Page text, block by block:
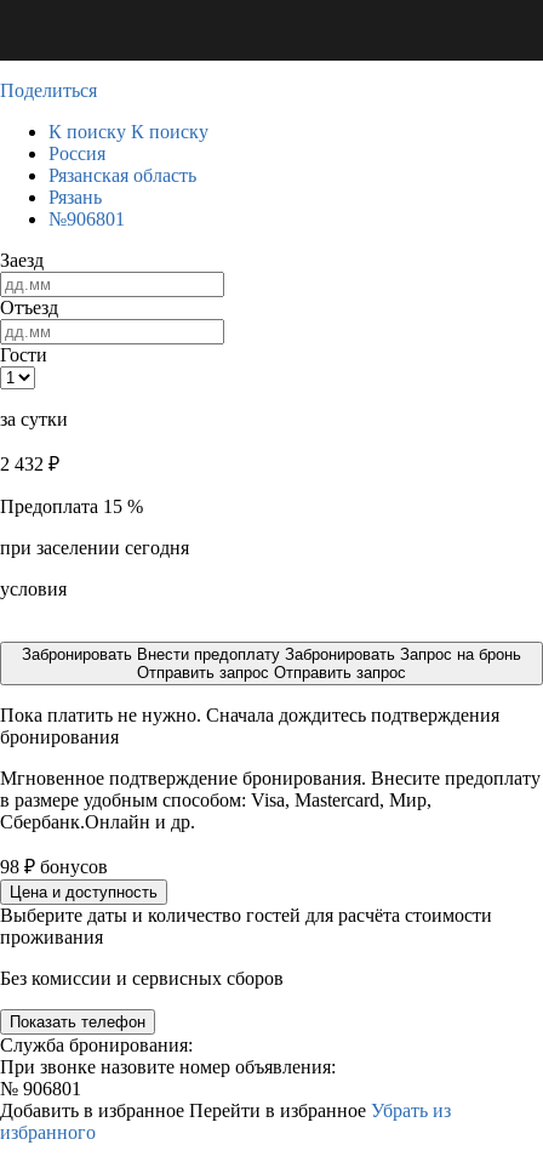
Поделиться
К поиску К поиску
Россия
Рязанская область
Рязань
№906801
Заезд
Отъезд
Гости
за сутки
2 432 ₽
Предоплата 15 %
при заселении сегодня
условия
Забронировать Внести предоплату Забронировать Запрос на бронь
Отправить запрос Отправить запрос
Пока платить не нужно. Сначала дождитесь подтверждения
бронирования
Мгновенное подтверждение бронирования. Внесите предоплату
в размере удобным способом: Visa, Mastercard, Мир,
Сбербанк.Онлайн и др.
98 ₽ бонусов
Цена и доступность
Выберите даты и количество гостей для расчёта стоимости
проживания
Без комиссии и сервисных сборов
Показать телефон
Служба бронирования:
При звонке назовите номер объявления:
№ 906801
Добавить в избранное Перейти в избранное Убрать из
избранного